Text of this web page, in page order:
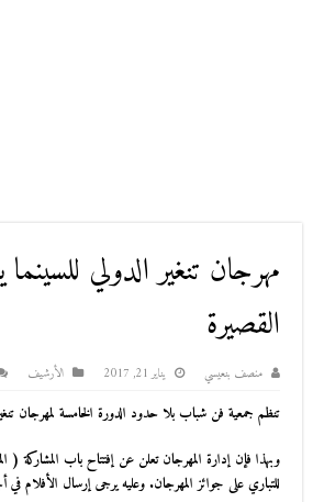
مهرجان تنغير الدولي
القصيرة
منصف بنعيسي يناير 21, 2017 اﻷرشيف
تنظم جمعية فن شباب بلا حدود الدورة الخامسة لمهرجان تنغير الدولي
وبهذا فإن إدارة المهرجان تعلن عن إفتتاح باب المشاركة (
للتباري على جوائز المهرجان. وعليه يرجى إرسال الأفلام في أجل أقصاه 28 فبراير2017 على العنوان البريدي التالي